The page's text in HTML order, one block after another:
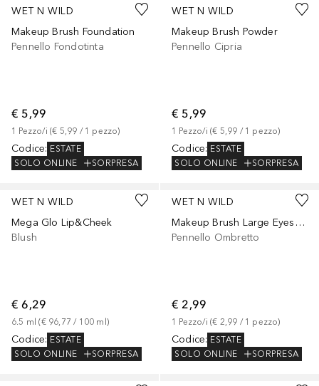
WET N WILD
Makeup Brush Foundation
Pennello Fondotinta
€ 5,99
1 Pezzo/i (€ 5,99 / 1 pezzo)
Codice: ESTATE
SOLO ONLINE
SORPRESA
WET N WILD
Makeup Brush Powder
Pennello Cipria
€ 5,99
1 Pezzo/i (€ 5,99 / 1 pezzo)
Codice: ESTATE
SOLO ONLINE
SORPRESA
WET N WILD
Mega Glo Lip&Cheek
Blush
€ 6,29
6.5 ml (€ 96,77 / 100 ml )
Codice: ESTATE
SOLO ONLINE
SORPRESA
WET N WILD
Makeup Brush Large Eyeshadow
Pennello Ombretto
€ 2,99
1 Pezzo/i (€ 2,99 / 1 pezzo)
Codice: ESTATE
SOLO ONLINE
SORPRESA